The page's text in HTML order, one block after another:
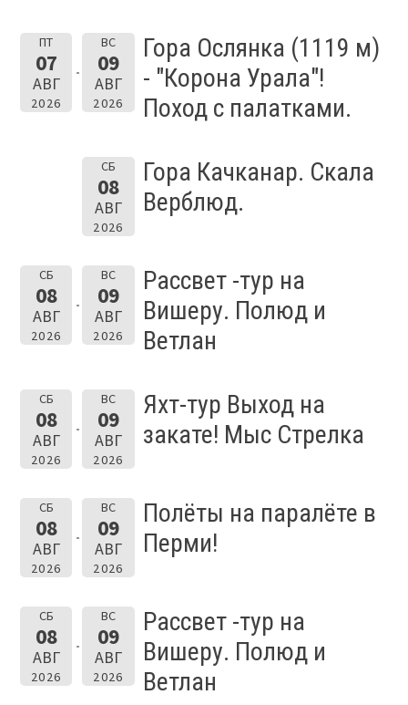
ПТ
07
АВГ
2026
ВС
09
АВГ
2026
Гора Ослянка (1119 м)
- "Корона Урала"!
Поход с палатками.
СБ
08
АВГ
2026
Гора Качканар. Скала
Верблюд.
СБ
08
АВГ
2026
ВС
09
АВГ
2026
Рассвет -тур на
Вишеру. Полюд и
Ветлан
СБ
08
АВГ
2026
ВС
09
АВГ
2026
Яхт-тур Выход на
закате! Мыс Стрелка
СБ
08
АВГ
2026
ВС
09
АВГ
2026
Полёты на паралёте в
Перми!
СБ
08
АВГ
2026
ВС
09
АВГ
2026
Рассвет -тур на
Вишеру. Полюд и
Ветлан